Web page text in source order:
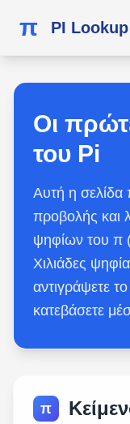
π PI Lookup
Οι
του Pi
Αυτή η σελίδα
προβολής
ψηφίων του π
Χιλιάδες
αντιγράψετε
κατεβάσετε
π